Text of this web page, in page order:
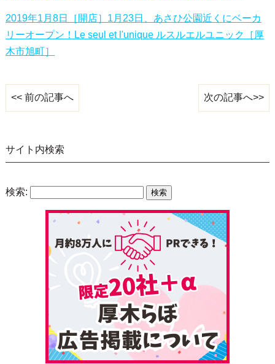
2019年1月8日［開店］1月23日、あさひ公園近くにベーカ
リーオープン！Le seul et l'unique ルスルエルユニック［厚
木市旭町］
<< 前の記事へ 次の記事へ>>
サイト内検索
検索: